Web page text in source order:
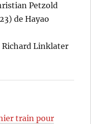
Petzold
de Hayao
Richard Linklater
train pour